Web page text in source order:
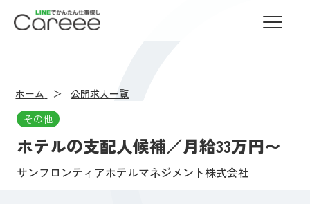
LINEでかんたん仕事探し Careee
ホーム
公開求人一覧
その他
ホテルの支配人候補／月給33万円〜
サンフロンティアホテルマネジメント株式会社